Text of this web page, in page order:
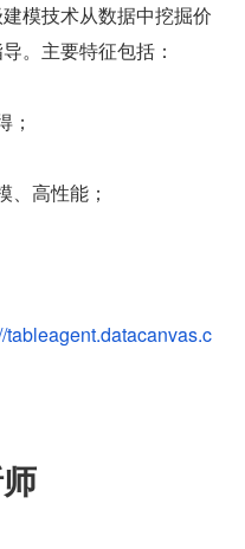
模技术从数据中挖掘价
。主要特征包括：
；
、高性能；
tableagent.datacanvas.c